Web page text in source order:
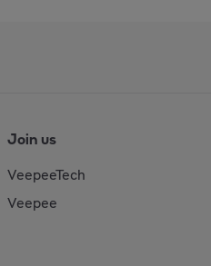
Join us
VeepeeTech
Veepee